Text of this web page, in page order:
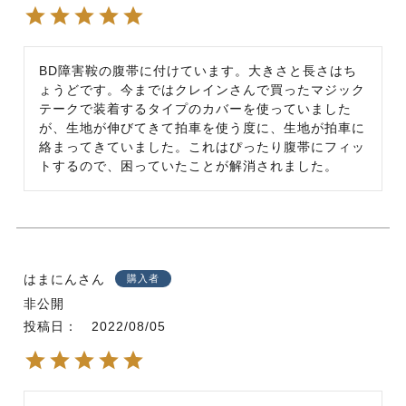
BD障害鞍の腹帯に付けています。大きさと長さはち
ょうどです。今まではクレインさんで買ったマジック
テークで装着するタイプのカバーを使っていました
が、生地が伸びてきて拍車を使う度に、生地が拍車に
絡まってきていました。これはぴったり腹帯にフィッ
はまにん 購入者
非公開
投稿日
2022/08/05